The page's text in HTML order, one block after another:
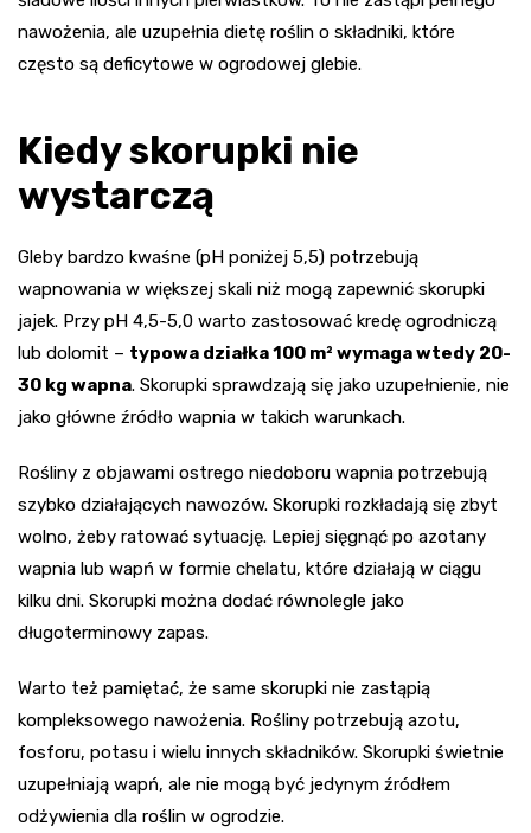
nawożenia, ale uzupełnia dietę roślin o składniki, które
często są deficytowe w ogrodowej glebie.
Kiedy skorupki nie
wystarczą
Gleby bardzo kwaśne (pH poniżej 5,5) potrzebują
wapnowania w większej skali niż mogą zapewnić skorupki
jajek. Przy pH 4,5-5,0 warto zastosować kredę ogrodniczą
lub dolomit – typowa działka 100 m² wymaga wtedy 20-
30 kg wapna. Skorupki sprawdzają się jako uzupełnienie, nie
jako główne źródło wapnia w takich warunkach.
Rośliny z objawami ostrego niedoboru wapnia potrzebują
szybko działających nawozów. Skorupki rozkładają się zbyt
wolno, żeby ratować sytuację. Lepiej sięgnąć po azotany
wapnia lub wapń w formie chelatu, które działają w ciągu
kilku dni. Skorupki można dodać równolegle jako
długoterminowy zapas.
Warto też pamiętać, że same skorupki nie zastąpią
kompleksowego nawożenia. Rośliny potrzebują azotu,
fosforu, potasu i wielu innych składników. Skorupki świetnie
uzupełniają wapń, ale nie mogą być jedynym źródłem
odżywienia dla roślin w ogrodzie.